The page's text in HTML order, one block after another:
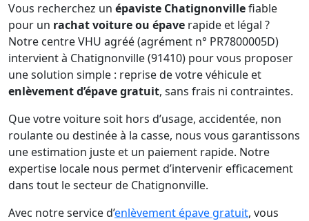
Vous recherchez un épaviste Chatignonvillefiable
pour un rachat voiture ou épave rapide et légal ?
Notre centre VHU agréé (agrément n° PR7800005D)
intervient à Chatignonville (91410) pour vous proposer
une solution simple : reprise de votre véhicule et
enlèvement d’épave gratuit, sans frais ni contraintes.
Que votre voiture soit hors d’usage, accidentée, non
roulante ou destinée à la casse, nous vous garantissons
une estimation juste et un paiement rapide. Notre
expertise locale nous permet d’intervenir efficacement
dans tout le secteur de Chatignonville.
Avec notre service d’enlèvement épave gratuit, vous